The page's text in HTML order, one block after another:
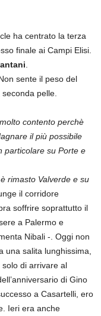
ha centrato la terza
finale ai Campi Elisi.
.
sente il peso del
pelle.
contento perchè
il più possibile
particolare su Porte e
rimasto Valverde e su
il corridore
soffrire soprattutto il
a Palermo e
Nibali -. Oggi non
una salita lunghissima,
di arrivare al
di Gino
a Casartelli, ero
Ieri era anche